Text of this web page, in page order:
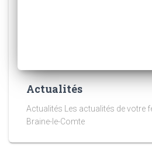
Actualités
Actualités Les actualités de votre
Braine-le-Comte